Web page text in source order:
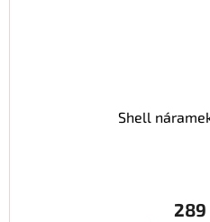
Shell
289